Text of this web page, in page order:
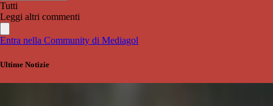
Tutti
Leggi altri commenti
Entra nella Community di Mediagol
Ultime Notizie